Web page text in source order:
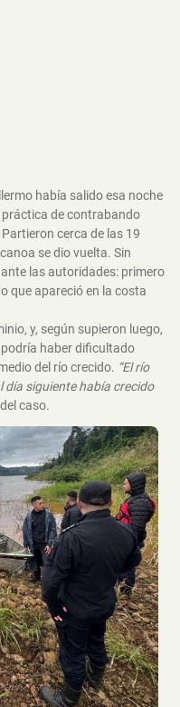
había salido esa noche
práctica de contrabando
cerca de las 19
se dio vuelta. Sin
las autoridades: primero
que apareció en la costa
y, según supieron luego,
haber dificultado
del río crecido. “El río
día siguiente había crecido
caso.